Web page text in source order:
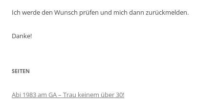
Ich werde den Wunsch prüfen und mich dann zurückmelden.
Danke!
SEITEN
Abi 1983 am GA – Trau keinem über 30!